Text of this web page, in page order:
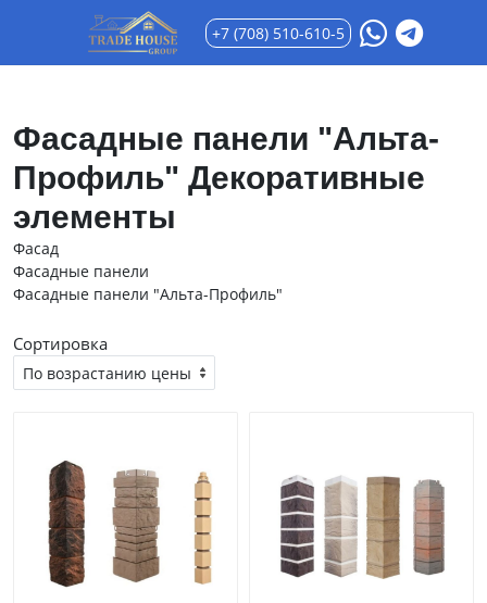
+7 (708) 510-610-5
Фасадные панели "Альта-
Профиль" Декоративные
элементы
Фасад
Фасадные панели
Фасадные панели "Альта-Профиль"
Сортировка